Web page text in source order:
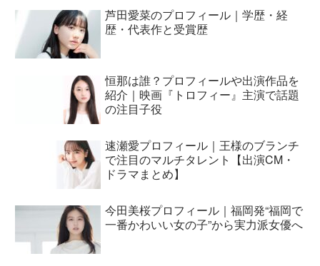
芦田愛菜のプロフィール｜学歴・経
歴・代表作と受賞歴
恒那は誰？プロフィールや出演作品を
紹介｜映画『トロフィー』主演で話題
の注目子役
速瀬愛プロフィール｜王様のブランチ
で注目のマルチタレント【出演CM・
ドラマまとめ】
今田美桜プロフィール｜福岡発“福岡で
一番かわいい女の子”から実力派女優へ